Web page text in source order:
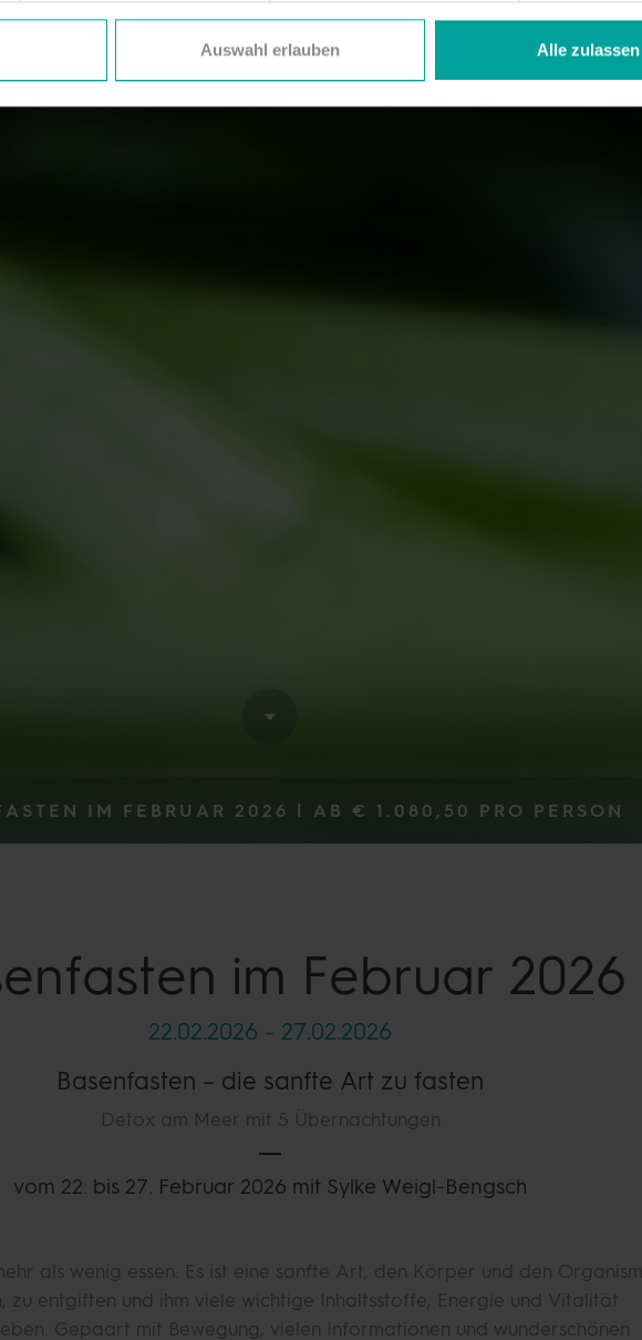
Auswahl erlauben Alle zulassen
IM FEBRUAR 2026 | AB € 1.080, 50 PRO PERSON
im Februar 2026
22.02.2026 - 27.02.2026
Basenfasten – die sanfte Art zu fasten
Detox am Meer mit 5 Übernachtungen
vom 22. bis 27. Februar 2026 mit Sylke Weigl-Bengsch
als wenig essen. Es ist eine sanfte Art, den Körper und den
zu entgiften und ihm viele wichtige Inhaltsstoffe, Energie und Vitalität
Gepaart mit Bewegung, vielen Informationen und wunderschönen